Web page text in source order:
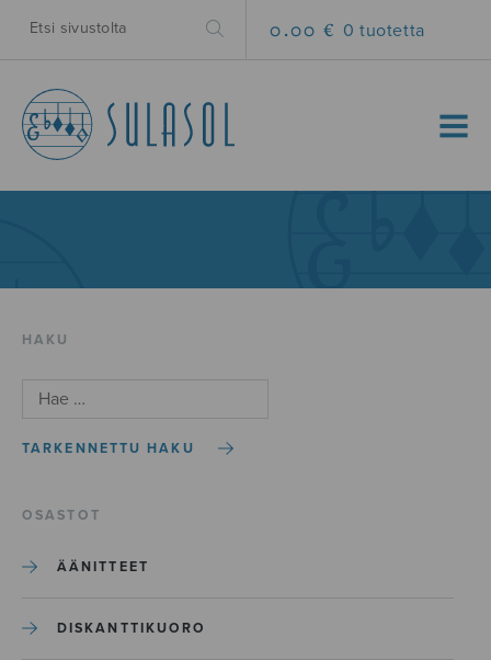
0.00 € 0 tuotetta
MENU
HAKU
TARKENNETTU HAKU
OSASTOT
ÄÄNITTEET
DISKANTTIKUORO